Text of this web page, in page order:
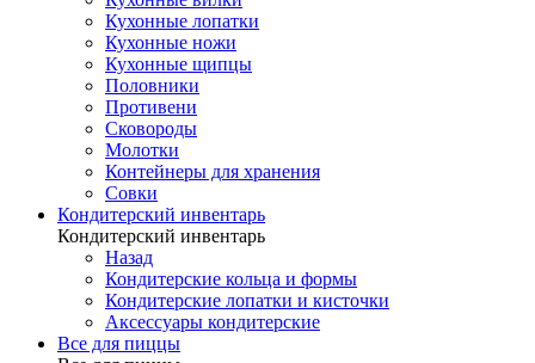
Кухонные лопатки
Кухонные ножи
Кухонные щипцы
Половники
Противени
Сковороды
Молотки
Контейнеры для хранения
Совки
Кондитерский инвентарь
Кондитерский инвентарь
Назад
Кондитерские кольца и формы
Кондитерские лопатки и кисточки
Аксессуары кондитерские
Все для пиццы